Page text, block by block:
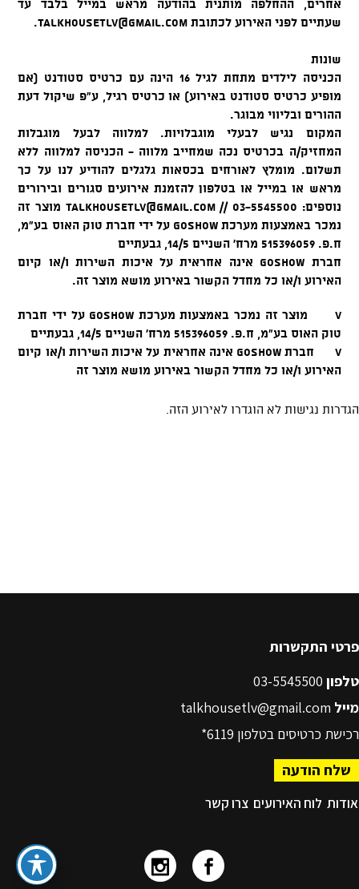
פרטי התקשרות
טלפון
מייל talkhousetlv@gmail.com
רכישת כרטיסים בטלפון 6119*
שלח הודעה
אודות לוח האירועים צרו קשר